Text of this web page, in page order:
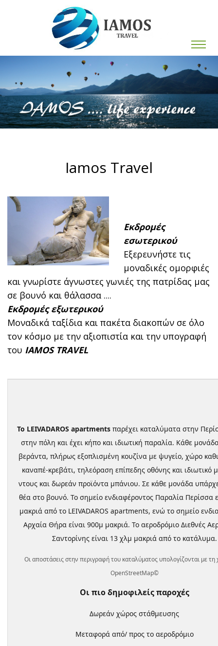
Iamos Travel
Εκδρομές
εσωτερικού
Εξερευνήστε τις
μοναδικές ομορφιές
και γνωρίστε άγνωστες γωνιές της πατρίδας μας
σε βουνό και θάλασσα ....
Εκδρομές εξωτερικού
Μοναδικά ταξίδια και πακέτα διακοπών σε όλο
τον κόσμο με την αξιοπιστία και την υπογραφή
του IAMOS TRAVEL
Το LEIVADAROS apartments παρέχει καταλύματα στην
στην πόλη και έχει κήπο και ιδιωτική παραλία. Κάθε
βεράντα, πλήρως εξοπλισμένη κουζίνα με ψυγείο, χώρο
καναπέ-κρεβάτι, τηλεόραση επίπεδης οθόνης και ιδιωτικό
ντους και δωρεάν προϊόντα μπάνιου. Σε κάθε μονάδα
θέα στο βουνό. Το σημείο ενδιαφέροντος Παραλία Περίσσα
μακριά από το LEIVADAROS apartments, ενώ το σημείο
Αρχαία Θήρα είναι 900μ μακριά. Το αεροδρόμιο Διεθνές
Σαντορίνης είναι 13 χλμ μακριά από το κατάλυμα.
Οι αποστάσεις στην περιγραφή του καταλύματος υπολογίζονται με τη
OpenStreetMap©
Οι πιο δημοφιλείς παροχές
Δωρεάν χώρος στάθμευσης
Μεταφορά από/ προς το αεροδρόμιο